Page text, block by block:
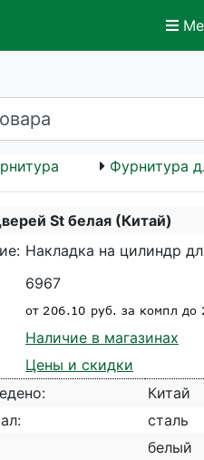
Фурнитура
St белая (Китай)
Накладка на цилиндр
6967
Наличие в магазинах
Цены и скидки
Китай
сталь
белый